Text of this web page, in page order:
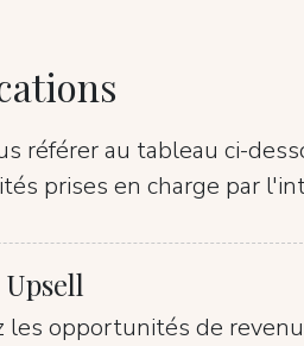
référer au tableau ci-
prises en charge par
les opportunités de